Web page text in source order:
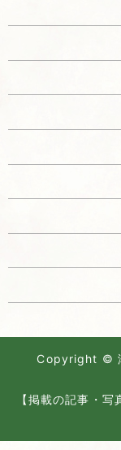
Copyright ©
【掲載の記事・